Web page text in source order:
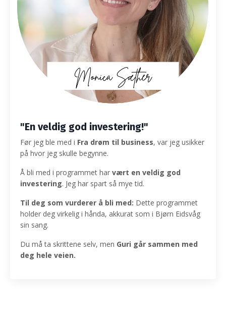
"En veldig god investering!"
Før jeg ble med i Fra drøm til business, var jeg usikker
på hvor jeg skulle begynne.
Å bli med i programmet har vært en veldig god
investering. Jeg har spart så mye tid.
Til deg som vurderer å bli med: Dette programmet
holder deg virkelig i hånda, akkurat som i Bjørn Eidsvåg
sin sang.
Du må ta skrittene selv, men Guri går sammen med
deg hele veien.